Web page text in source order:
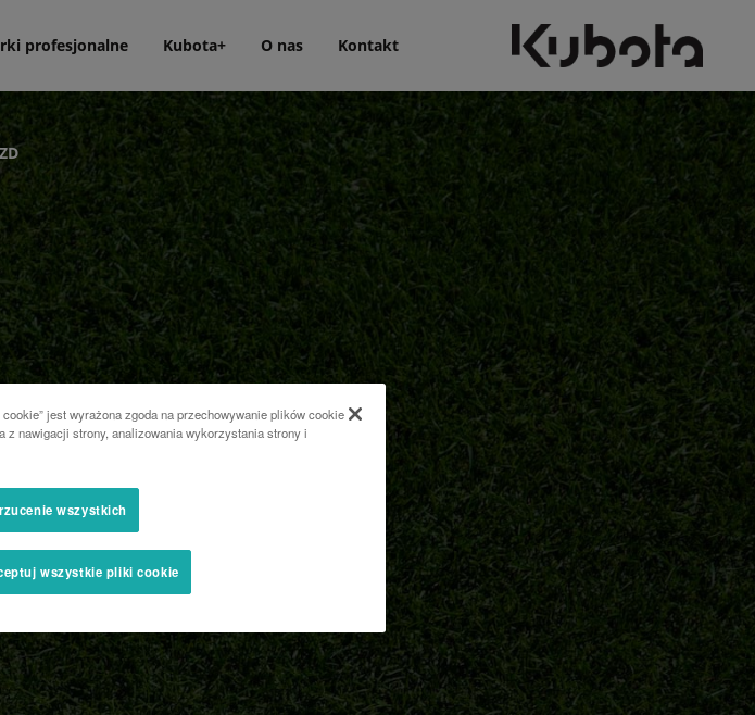
profesjonalne Kubota+ O nas Kontakt
jest wyrażona zgoda na przechowywanie plików cookie
nawigacji strony, analizowania wykorzystania strony i
wszystkich
wszystkie pliki cookie